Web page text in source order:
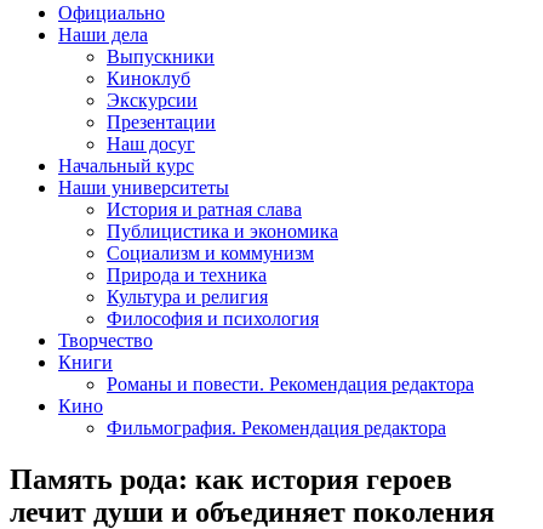
Официально
Наши дела
Выпускники
Киноклуб
Экскурсии
Презентации
Наш досуг
Начальный курс
Наши университеты
История и ратная слава
Публицистика и экономика
Социализм и коммунизм
Природа и техника
Культура и религия
Философия и психология
Творчество
Книги
Романы и повести. Рекомендация редактора
Кино
Фильмография. Рекомендация редактора
Память рода: как история героев
лечит души и объединяет поколения